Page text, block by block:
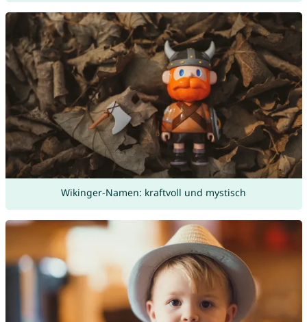
Wikinger-Namen: kraftvoll und mystisch